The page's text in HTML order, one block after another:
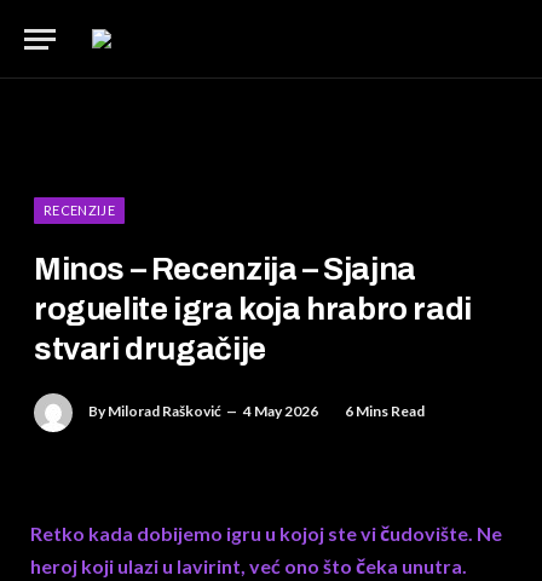
RECENZIJE
Minos – Recenzija – Sjajna
roguelite igra koja hrabro radi
stvari drugačije
By Milorad Rašković 4 May 2026 6 Mins Read
Retko kada dobijemo igru u kojoj ste vi čudovište. Ne
heroj koji ulazi u lavirint, već ono što čeka unutra.